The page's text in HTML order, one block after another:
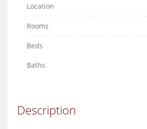
Location
Rooms
Beds
Baths
Description